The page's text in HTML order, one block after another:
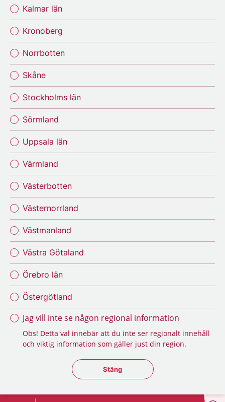
Kalmar län
Kronoberg
Norrbotten
Skåne
Stockholms län
Sörmland
Uppsala län
Värmland
Västerbotten
Västernorrland
Västmanland
Västra Götaland
Örebro län
Östergötland
Jag vill inte se någon regional information
Obs! Detta val innebär att du inte ser regionalt innehåll
och viktig information som gäller just din region.
Stäng regionsväljaren
Stäng